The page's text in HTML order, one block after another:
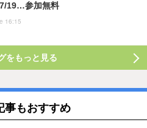
19…参加無料
16:15
をもっと見る
事もおすすめ